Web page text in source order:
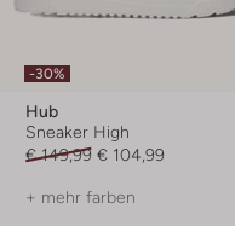
-30%
Hub
Sneaker High
€ 149,99 € 104,99
+ mehr farben